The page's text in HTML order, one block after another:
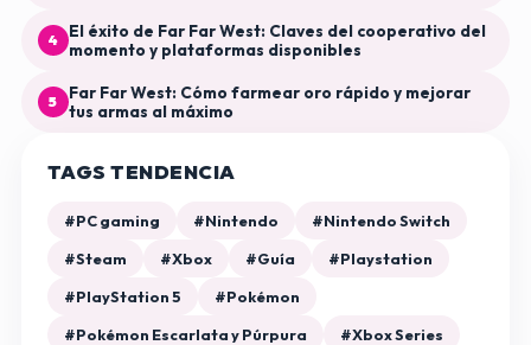
4 El éxito de Far Far West: Claves del cooperativo del
momento y plataformas disponibles
5
Far Far West: Cómo farmear oro rápido y mejorar
tus armas al máximo
TAGS TENDENCIA
#PC gaming #Nintendo
#Nintendo Switch
#Steam
#Xbox #Guía
#Playstation
#PlayStation 5
#Pokémon
#Pokémon Escarlata y Púrpura
#Xbox Series